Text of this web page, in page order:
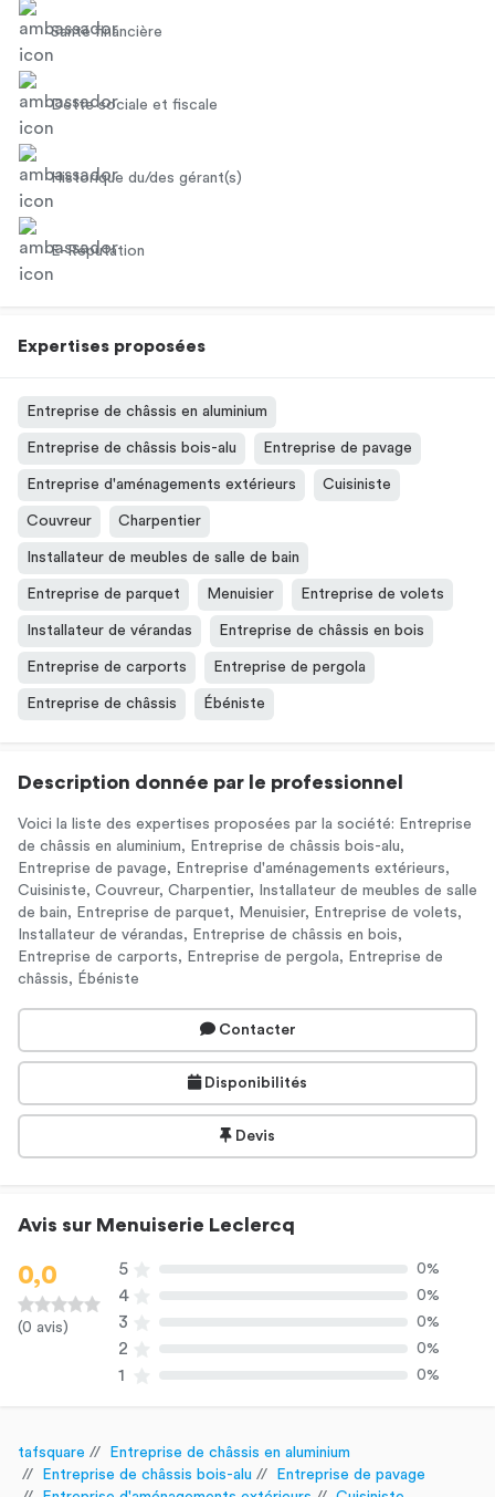
Santé financière
Dette sociale et fiscale
Historique du/des gérant(s)
E-Réputation
Expertises proposées
Entreprise de châssis en aluminium
Entreprise de châssis bois-alu Entreprise de pavage
Entreprise d'aménagements extérieurs Cuisiniste
Couvreur Charpentier
Installateur de meubles de salle de bain
Entreprise de parquet Menuisier Entreprise de volets
Installateur de vérandas Entreprise de châssis en bois
Entreprise de carports Entreprise de pergola
Entreprise de châssis Ébéniste
Description donnée par le professionnel
Voici la liste des expertises proposées par la société: Entreprise
de châssis en aluminium, Entreprise de châssis bois-alu,
Entreprise de pavage, Entreprise d'aménagements extérieurs,
Cuisiniste, Couvreur, Charpentier, Installateur de meubles de salle
de bain, Entreprise de parquet, Menuisier, Entreprise de volets,
Installateur de vérandas, Entreprise de châssis en bois,
Entreprise de carports, Entreprise de pergola, Entreprise de
châssis, Ébéniste
Contacter
Disponibilités
Devis
Avis sur Menuiserie Leclercq
0,0
(0 avis)
5 0%
4 0%
3 0%
2 0%
1 0%
tafsquare
Entreprise de châssis en aluminium
Entreprise de châssis bois-alu
Entreprise de pavage